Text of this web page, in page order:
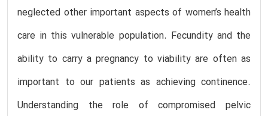
neglected other important aspects of women’s health
care in this vulnerable population. Fecundity and the
ability to carry a pregnancy to viability are often as
important to our patients as achieving continence.
Understanding the role of compromised pelvic